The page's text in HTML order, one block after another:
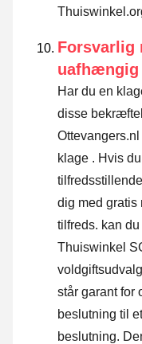
Forsvarlig
uafhængig
Har du en
disse
klage . Hvis
dig med
tilfreds. kan
Thuiswinkel
står garant for
beslutning til
beslutning.